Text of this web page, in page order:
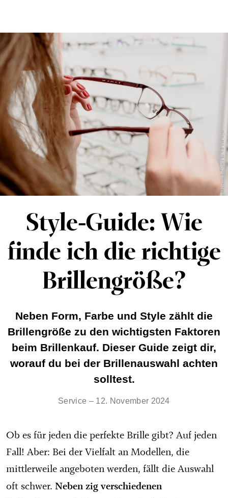
OptikBlog
Optiker finden
© Pexels/Ksenia Chernaya
Style-Guide: Wie
finde ich die richtige
Brillengröße?
Neben Form, Farbe und Style zählt die
Brillengröße zu den wichtigsten Faktoren
beim Brillenkauf. Dieser Guide zeigt dir,
worauf du bei der Brillenauswahl achten
solltest.
Service – 12. November 2024
Ob es für jeden die perfekte Brille gibt? Auf jeden
Fall! Aber: Bei der Vielfalt an Modellen, die
mittlerweile angeboten werden, fällt die Auswahl
oft schwer. Neben zig verschiedenen